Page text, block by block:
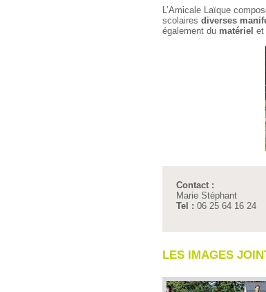
L’Amicale Laïque
scolaires diverses
également du matériel et
Contact :
Marie Stéphant
Tel : 06 25 64 16 24
LES IMAGES